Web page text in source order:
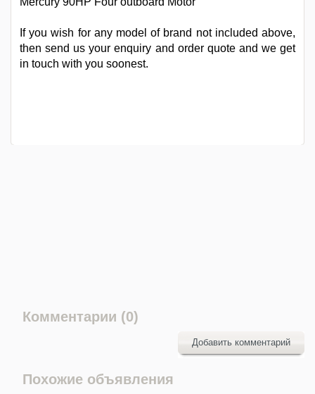
If you wish for any model of brand not included above,
then send us your enquiry and order quote and we get
in touch with you soonest.
Комментарии (0)
Добавить комментарий
Похожие объявления